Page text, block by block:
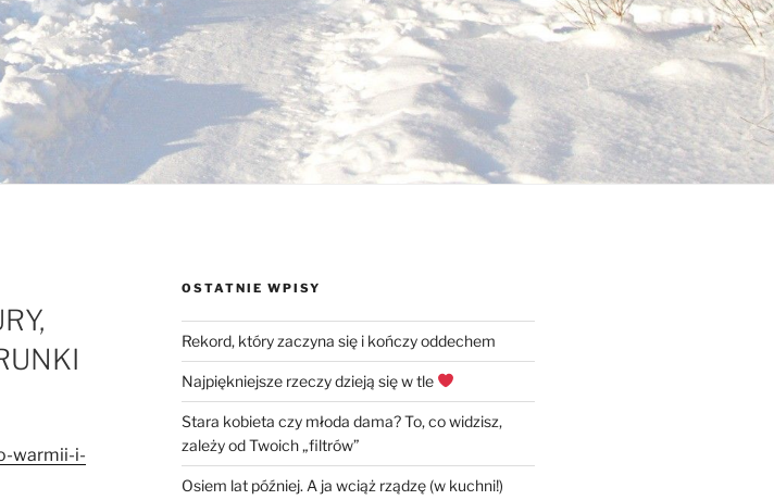
warmii-i-
OSTATNIE WPISY
Rekord, który zaczyna się i kończy oddechem
Najpiękniejsze rzeczy dzieją się w tle
Stara kobieta czy młoda dama? To, co widzisz,
zależy od Twoich „filtrów”
Osiem lat później. A ja wciąż rządzę (w kuchni!)